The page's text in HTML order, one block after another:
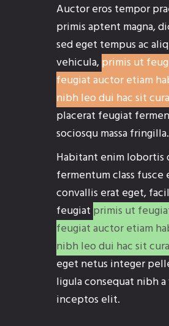
Auctor eros tempor
primis aptent magna,
sed eget tempus ac
vehicula,primis ut
feugiat auctor etiam
nibh leo dui hac sit
placerat feugiat
sociosqu massa fringilla.
Habitant enim lobortis
fermentum class fusce
convallis erat eget,
feugiat primis ut
feugiat auctor etiam
nibh leo dui hac sit
eget netus integer
ligula consequat nibh a
inceptos elit.